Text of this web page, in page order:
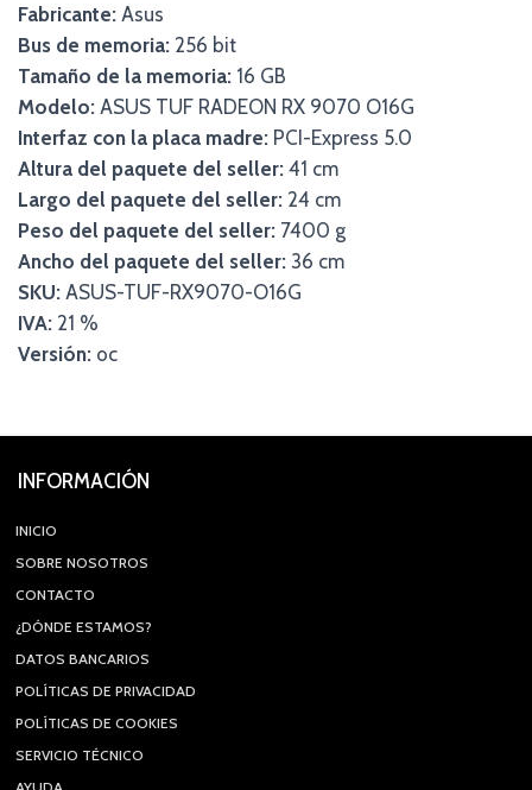
Fabricante: Asus
Bus de memoria: 256 bit
Tamaño de la memoria: 16 GB
Modelo: ASUS TUF RADEON RX 9070 O16G
Interfaz con la placa madre: PCI-Express 5.0
Altura del paquete del seller: 41 cm
Largo del paquete del seller: 24 cm
Peso del paquete del seller: 7400 g
Ancho del paquete del seller: 36 cm
SKU: ASUS-TUF-RX9070-O16G
IVA: 21 %
Versión: oc
INFORMACIÓN
INICIO
SOBRE NOSOTROS
CONTACTO
¿DÓNDE ESTAMOS?
DATOS BANCARIOS
POLÍTICAS DE PRIVACIDAD
POLÍTICAS DE COOKIES
SERVICIO TÉCNICO